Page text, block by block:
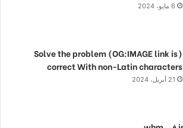
6 مايو، 2024
(Solve the problem (OG:IMAGE link is
correct With non-Latin characters
21 أبريل، 2024